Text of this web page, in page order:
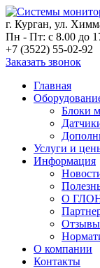
г. Курган, ул.
Пн - Пт: с 8.00 до
+7 (3522) 55-02-92
Заказать звонок
Главная
Блоки
Услуги и
Информация
О
Отзывы
О компании
Контакты